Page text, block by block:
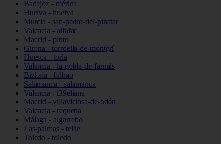
Badajoz - mérida
Huelva - huelva
Murcia - san-pedro-del-pinatar
Valencia - alfafar
Madrid - pinto
Girona - torroella-de-montgrí
Huesca - torla
Valencia - la-pobla-de-farnals
Bizkaia - bilbao
Salamanca - salamanca
Valencia - l39eliana
Madrid - villaviciosa-de-odón
Valencia - requena
Málaga - algarrobo
Las-palmas - telde
Toledo - toledo